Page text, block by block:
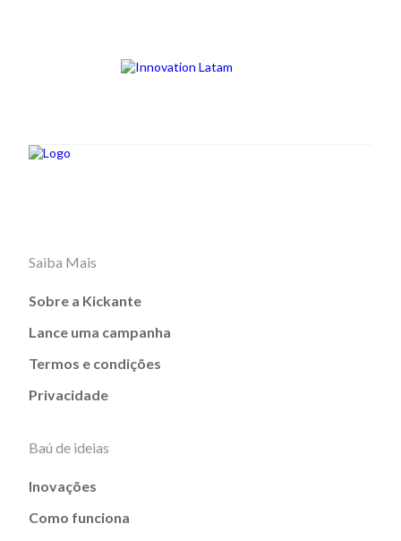
Saiba Mais
Sobre a Kickante
Lance uma campanha
Termos e condições
Privacidade
Baú de ideias
Inovações
Como funciona